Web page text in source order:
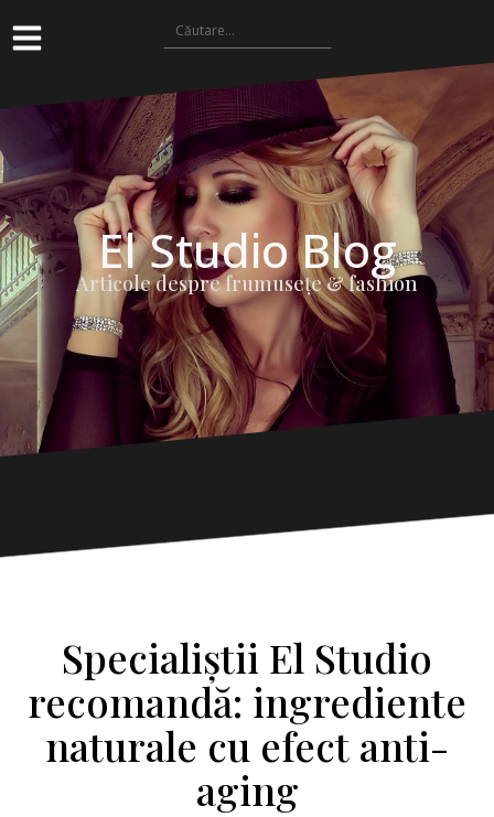
El Studio Blog
Articole despre frumuseţe & fashion
Specialiștii El Studio
recomandă: ingrediente
naturale cu efect anti-
aging